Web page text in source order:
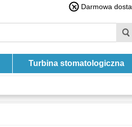
Darmowa
Turbina stomatologiczna